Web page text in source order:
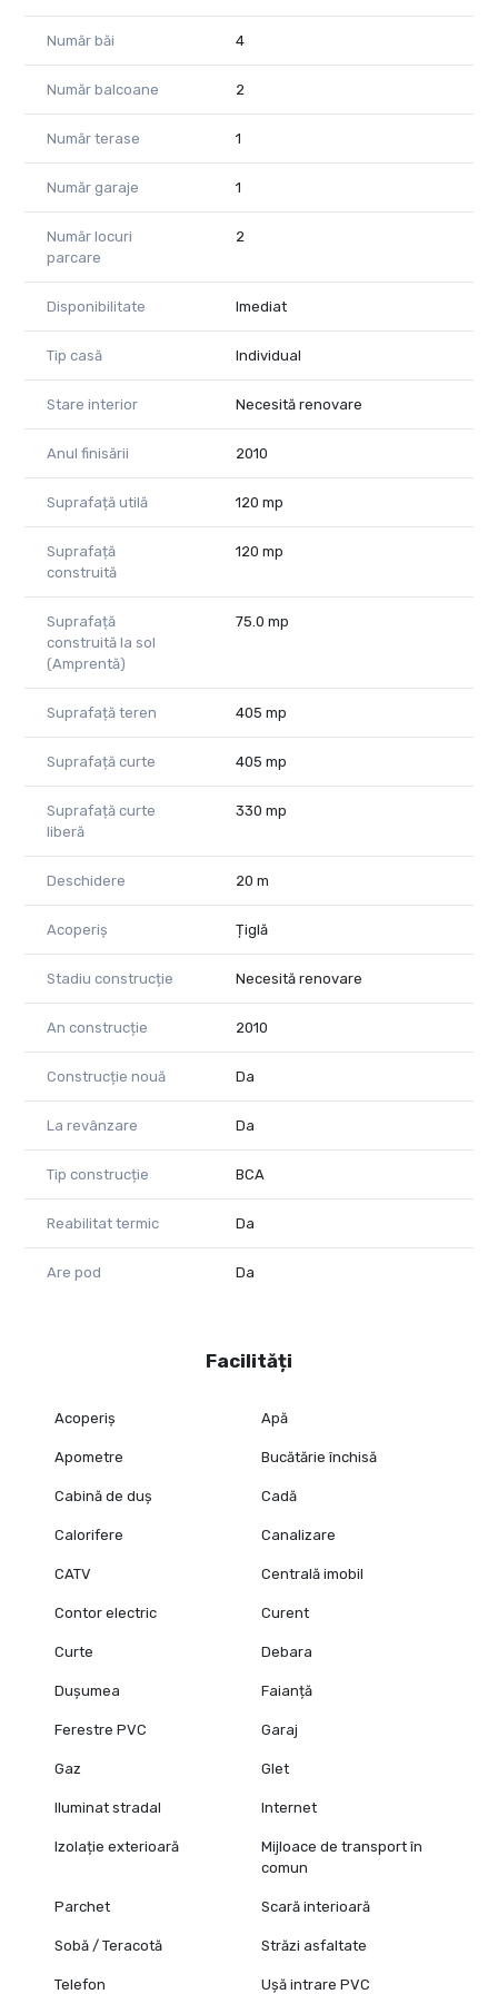
pune amprenta,sa investesti si sa o amenajezi asa cum iti
doresti,aceasta este proprietatea!
Pentru mai multe detalii si vizionari,nu ezitata sa ne
contactezi la telefon 0741059397 Consultant imobiliar Calin
Număr băi 4
Număr balcoane 2
Număr terase 1
Număr garaje 1
Număr locuri
parcare
2
Disponibilitate Imediat
Tip casă Individual
Stare interior Necesită renovare
Anul finisării 2010
Suprafață utilă 120 mp
Suprafață
construită
120 mp
Suprafață
construită la sol
(Amprentă)
75.0 mp
Suprafață teren 405 mp
Suprafață curte 405 mp
Suprafață curte
liberă
330 mp
Deschidere 20 m
Acoperiș Țiglă
Stadiu construcție Necesită renovare
An construcție 2010
Construcție nouă Da
La revânzare Da
Tip construcție BCA
Reabilitat termic Da
Are pod Da
Facilități
Acoperiș Apă
Apometre Bucătărie închisă
Cabină de duș Cadă
Calorifere Canalizare
CATV Centrală imobil
Contor electric Curent
Curte Debara
Dușumea Faianță
Ferestre PVC Garaj
Gaz Glet
Iluminat stradal Internet
Izolație exterioară
Mijloace de transport în
comun
Parchet Scară interioară
Sobă / Teracotă Străzi asfaltate
Telefon Ușă intrare PVC